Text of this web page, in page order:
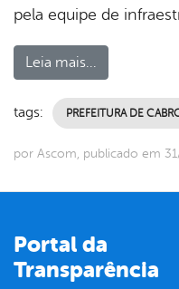
pela equipe de
Leia mais...
tags: PREFEITURA DE
por Ascom, publicado em
Portal da
Transparência